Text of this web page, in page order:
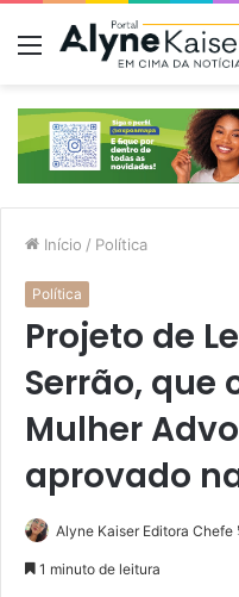
Menu
Início / Política
Política
Projeto de
Serrão, que
Mulher
aprovado
Alyne Kaiser Editora Chefe
1 minuto de leitura